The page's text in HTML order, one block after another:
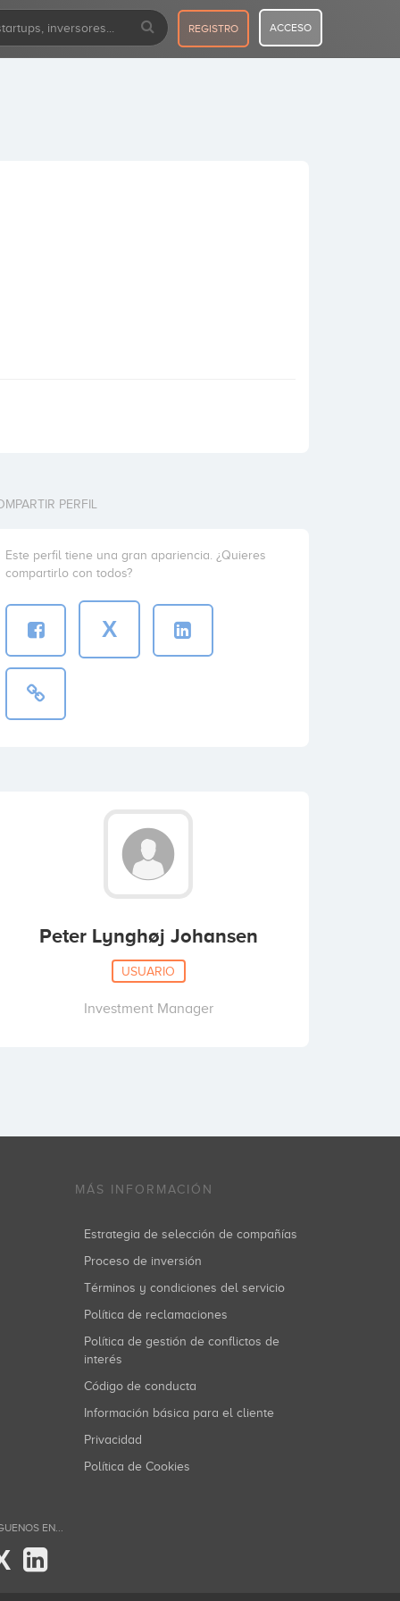
REGISTRO ACCESO
PERFIL
Este perfil tiene una gran apariencia. ¿Quieres
compartirlo con todos?
X
Peter Lynghøj Johansen
USUARIO
Investment Manager
MÁS INFORMACIÓN
Estrategia de selección de compañías
Proceso de inversión
Términos y condiciones del servicio
Política de reclamaciones
Política de gestión de conflictos de
interés
Código de conducta
Información básica para el cliente
Privacidad
Política de Cookies
EN...